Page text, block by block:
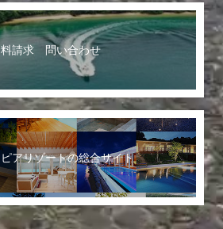
請求 問い合わせ
アリゾートの総合サイト